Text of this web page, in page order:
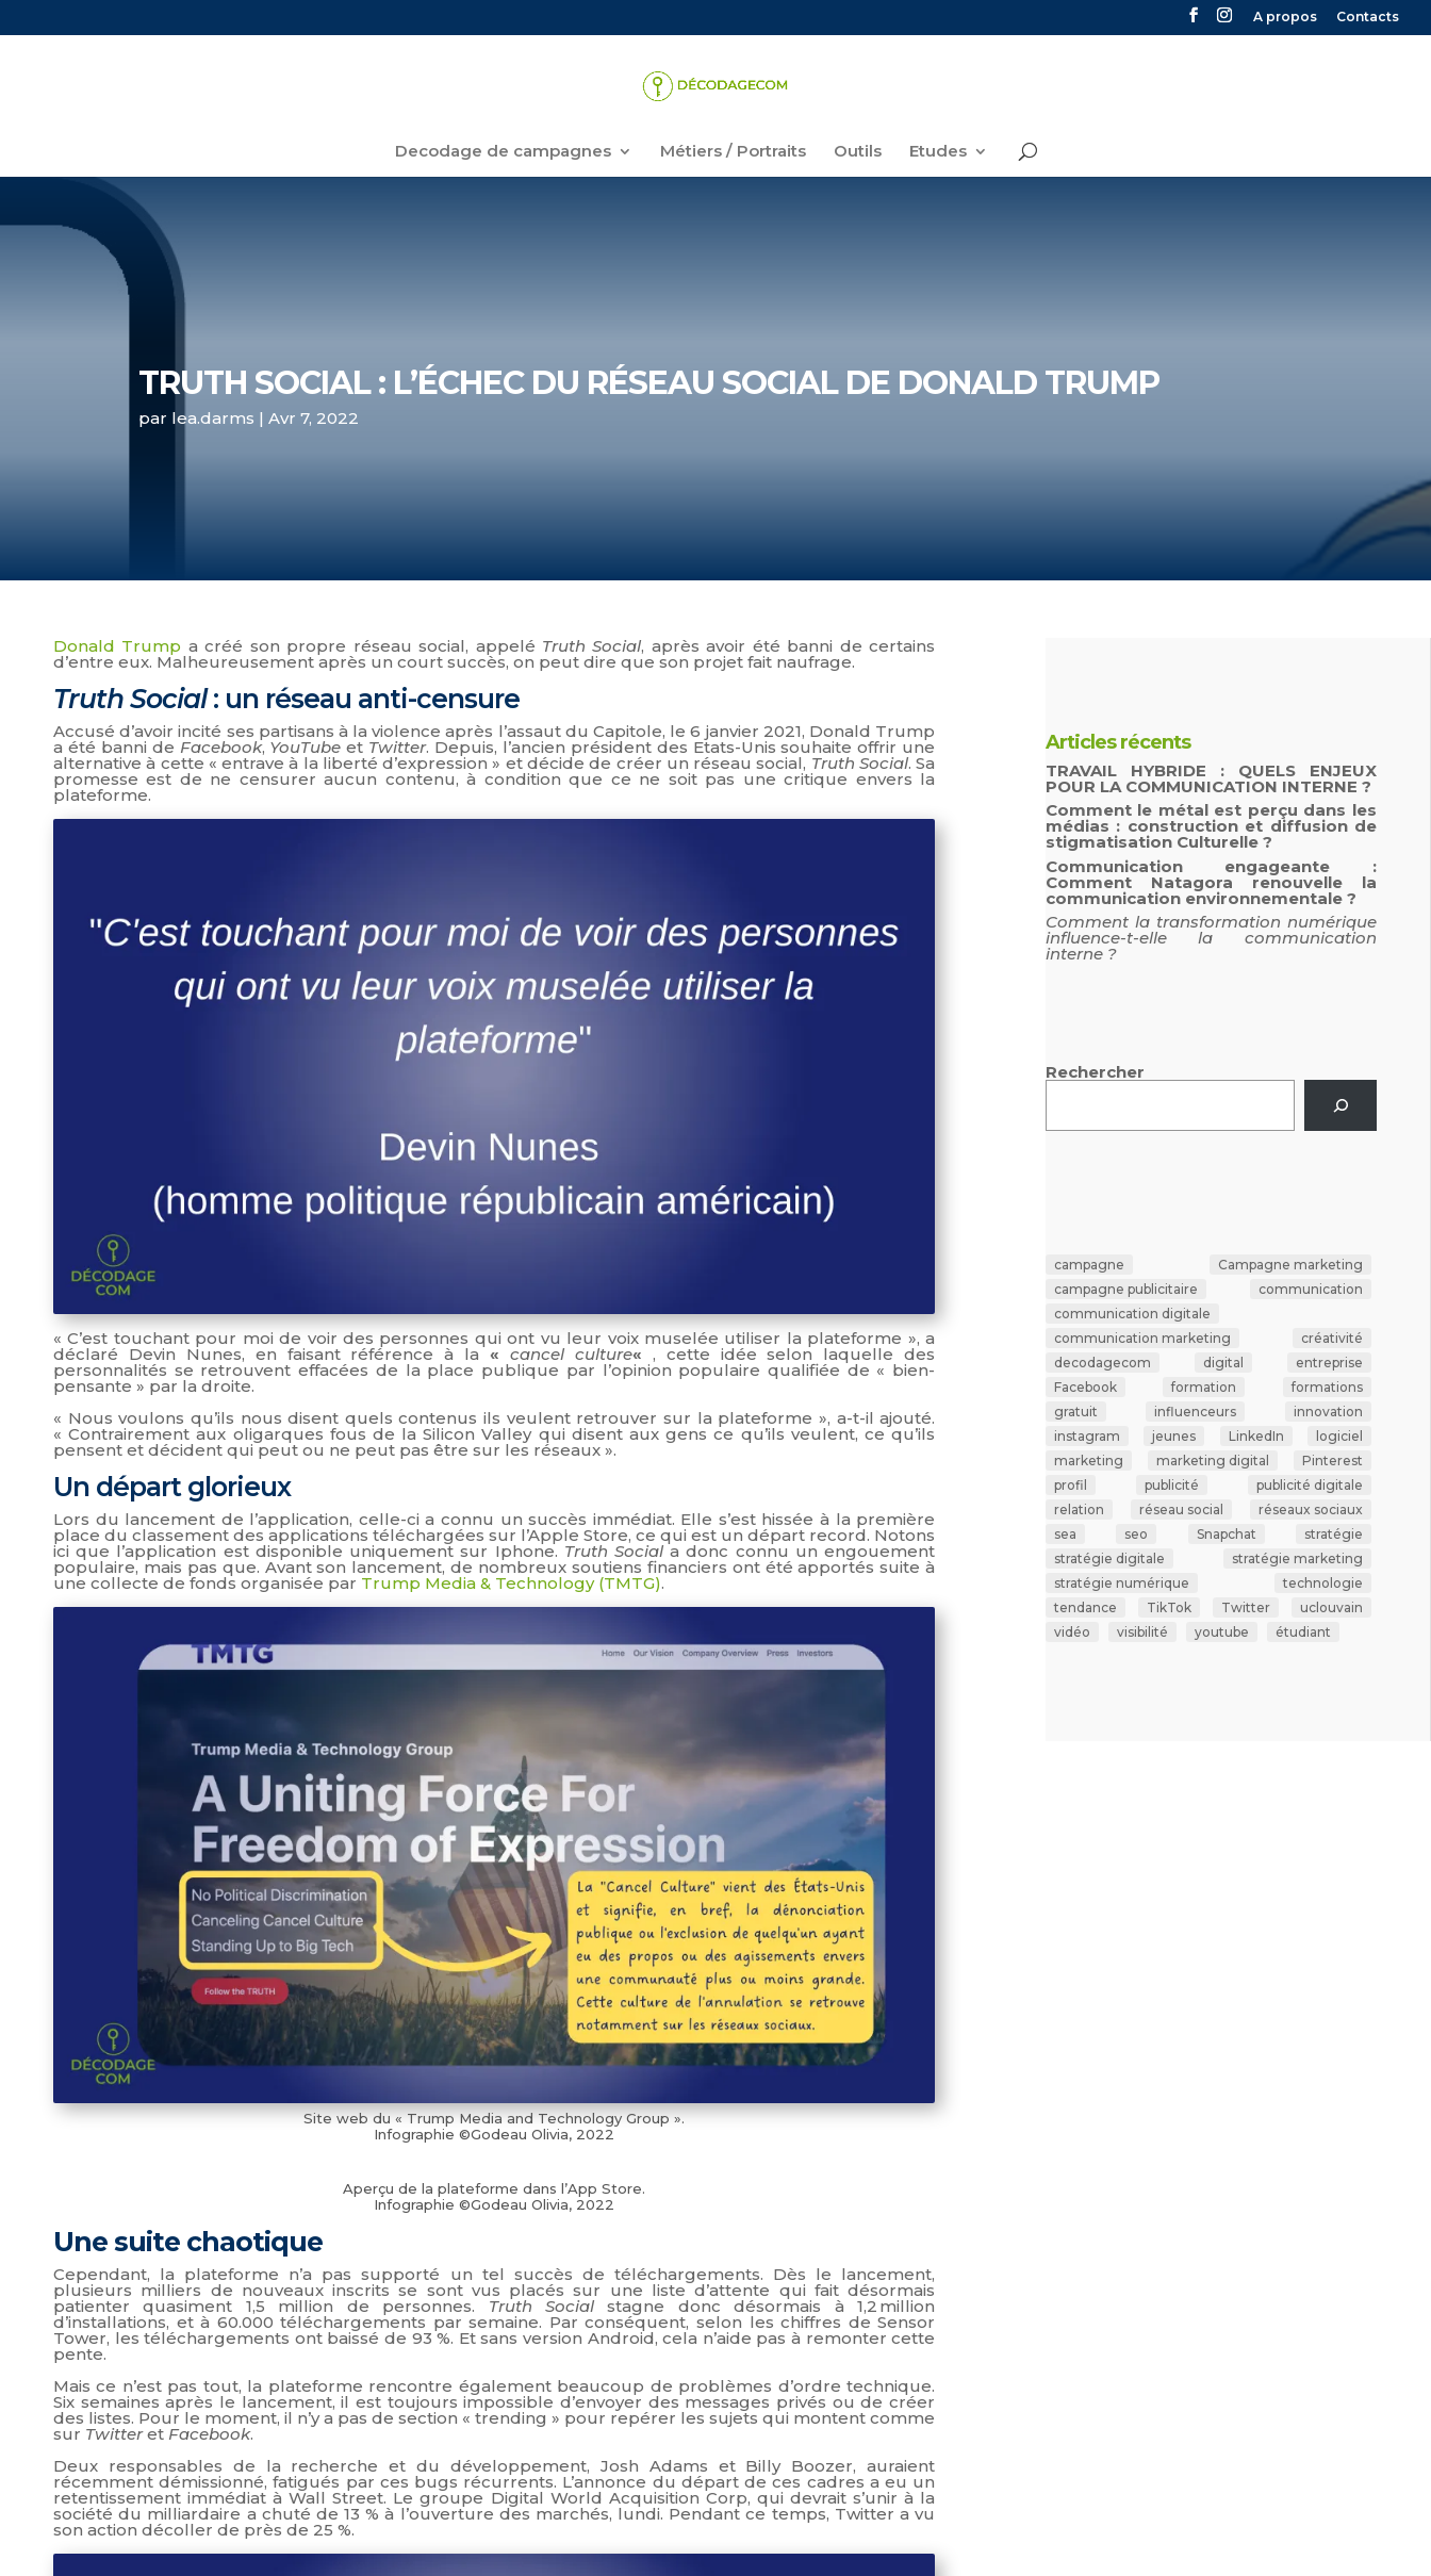
A propos Contacts
Decodage de campagnes Métiers / Portraits Outils Etudes
TRUTH SOCIAL : L’ÉCHEC DU RÉSEAU SOCIAL DE DONALD TRUMP
par lea.darms |Avr 7, 2022
Donald Trump a créé son propre réseau social, appelé Truth Social, après avoir été banni de certains
d’entre eux. Malheureusement après un court succès, on peut dire que son projet fait naufrage.
Truth Social: un réseau anti-censure
Accusé d’avoir incité ses partisans à la violence après l’assaut du Capitole, le 6 janvier 2021, Donald Trump
a été banni de Facebook, YouTube et Twitter. Depuis, l’ancien président des Etats-Unis souhaite offrir une
alternative à cette « entrave à la liberté d’expression » et décide de créer un réseau social, Truth Social. Sa
promesse est de ne censurer aucun contenu, à condition que ce ne soit pas une critique envers la
plateforme.
« C’est touchant pour moi de voir des personnes qui ont vu leur voix muselée utiliser la plateforme », a
déclaré Devin Nunes, en faisant référence à la « cancel culture« , cette idée selon laquelle des
personnalités se retrouvent effacées de la place publique par l’opinion populaire qualifiée de « bien-
pensante » par la droite.
« Nous voulons qu’ils nous disent quels contenus ils veulent retrouver sur la plateforme », a-t-il ajouté.
« Contrairement aux oligarques fous de la Silicon Valley qui disent aux gens ce qu’ils veulent, ce qu’ils
pensent et décident qui peut ou ne peut pas être sur les réseaux ».
Un départ glorieux
Lors du lancement de l’application, celle-ci a connu un succès immédiat. Elle s’est hissée à la première
place du classement des applications téléchargées sur l’Apple Store, ce qui est un départ record. Notons
ici que l’application est disponible uniquement sur Iphone. Truth Social a donc connu un engouement
populaire, mais pas que. Avant son lancement, de nombreux soutiens financiers ont été apportés suite à
une collecte de fonds organisée par Trump Media & Technology (TMTG).
Site web du « Trump Media and Technology Group ».
Infographie ©Godeau Olivia, 2022
Aperçu de la plateforme dans l’App Store.
Infographie ©Godeau Olivia, 2022
Une suite chaotique
Cependant, la plateforme n’a pas supporté un tel succès de téléchargements. Dès le lancement,
plusieurs milliers de nouveaux inscrits se sont vus placés sur une liste d’attente qui fait désormais
patienter quasiment 1,5 million de personnes. Truth Social stagne donc désormais à 1,2 million
d’installations, et à 60.000 téléchargements par semaine. Par conséquent, selon les chiffres de Sensor
Tower, les téléchargements ont baissé de 93 %. Et sans version Android, cela n’aide pas à remonter cette
pente.
Mais ce n’est pas tout, la plateforme rencontre également beaucoup de problèmes d’ordre technique.
Six semaines après le lancement, il est toujours impossible d’envoyer des messages privés ou de créer
des listes. Pour le moment, il n’y a pas de section « trending » pour repérer les sujets qui montent comme
sur Twitteret Facebook.
Deux responsables de la recherche et du développement, Josh Adams et Billy Boozer, auraient
récemment démissionné, fatigués par ces bugs récurrents. L’annonce du départ de ces cadres a eu un
retentissement immédiat à Wall Street. Le groupe Digital World Acquisition Corp, qui devrait s’unir à la
société du milliardaire a chuté de 13 % à l’ouverture des marchés, lundi. Pendant ce temps, Twitter a vu
son action décoller de près de 25 %.
Articles récents
TRAVAIL HYBRIDE : QUELS ENJEUX
POUR LA COMMUNICATION INTERNE ?
Comment le métal est perçu dans les
médias : construction et diffusion de
stigmatisation Culturelle ?
Communication engageante :
Comment Natagora renouvelle la
communication environnementale ?
Comment la transformation numérique
influence-t-elle la communication
interne ?
Rechercher
campagne
Campagne marketing
campagne publicitaire
communication
communication digitale
communication marketing
créativité
decodagecom
digital
entreprise
Facebook
formation
formations
gratuit
influenceurs
innovation
instagram
jeunes LinkedIn
logiciel
marketing
marketing digital
Pinterest
profil
publicité
publicité digitale
relation
réseau social
réseaux sociaux
sea
seo Snapchat
stratégie
stratégie digitale
stratégie marketing
stratégie numérique
technologie
tendance
TikTok Twitter
uclouvain
vidéo
visibilité youtube étudiant